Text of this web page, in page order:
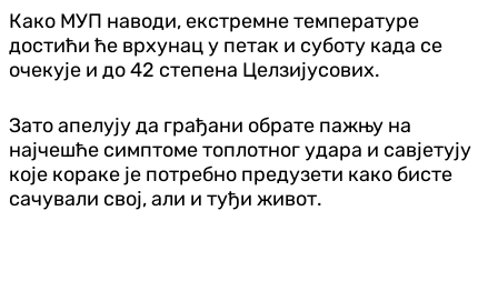
Како МУП наводи, екстремне температуре
достићи ће врхунац у петак и суботу када се
очекује и до 42 степена Целзијусових.
Зато апелују да грађани обрате пажњу на
најчешће симптоме топлотног удара и савјетују
које кораке је потребно предузети како бисте
сачували свој, али и туђи живот.